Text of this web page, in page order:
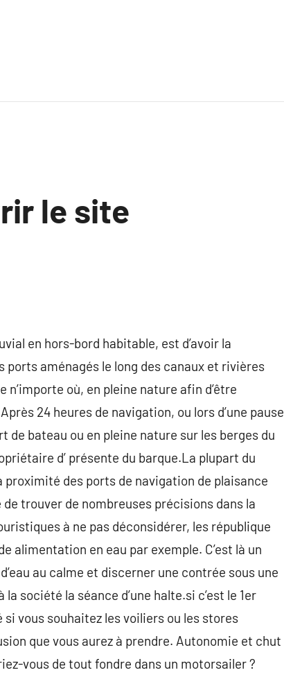
le site
en hors-bord habitable, est d’avoir la
ports aménagés le long des canaux et rivières
où, en pleine nature afin d’être
24 heures de navigation, ou lors d’une pause
de bateau ou en pleine nature sur les berges du
d’ présente du barque.La plupart du
des ports de navigation de plaisance
trouver de nombreuses précisions dans la
à ne pas déconsidérer, les république
en eau par exemple. C’est là un
au calme et discerner une contrée sous une
société la séance d’une halte.si c’est le 1er
vous souhaitez les voiliers ou les stores
que vous aurez à prendre. Autonomie et chut
vous de tout fondre dans un motorsailer ?